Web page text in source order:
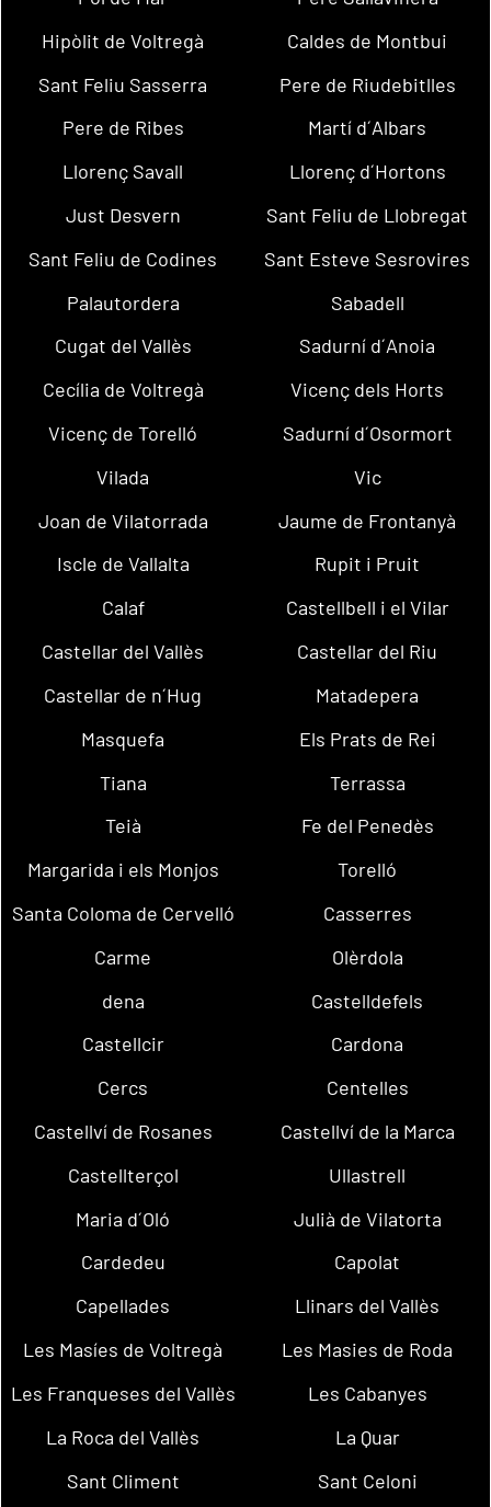
Hipòlit de Voltregà
Caldes de Montbui
Sant Feliu Sasserra
Pere de Riudebitlles
Pere de Ribes
Martí d´Albars
Llorenç Savall
Llorenç d´Hortons
Just Desvern
Sant Feliu de Llobregat
Sant Feliu de Codines
Sant Esteve Sesrovires
Palautordera
Sabadell
Cugat del Vallès
Sadurní d´Anoia
Cecília de Voltregà
Vicenç dels Horts
Vicenç de Torelló
Sadurní d´Osormort
Vilada
Vic
Joan de Vilatorrada
Jaume de Frontanyà
Iscle de Vallalta
Rupit i Pruit
Calaf
Castellbell i el Vilar
Castellar del Vallès
Castellar del Riu
Castellar de n´Hug
Matadepera
Masquefa
Els Prats de Rei
Tiana
Terrassa
Teià
Fe del Penedès
Margarida i els Monjos
Torelló
Santa Coloma de Cervelló
Casserres
Carme
Olèrdola
dena
Castelldefels
Castellcir
Cardona
Cercs
Centelles
Castellví de Rosanes
Castellví de la Marca
Castellterçol
Ullastrell
Maria d´Oló
Julià de Vilatorta
Cardedeu
Capolat
Capellades
Llinars del Vallès
Les Masíes de Voltregà
Les Masies de Roda
Les Franqueses del Vallès
Les Cabanyes
La Roca del Vallès
La Quar
Sant Climent
Sant Celoni